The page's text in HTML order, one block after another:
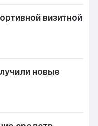
визитной
новые